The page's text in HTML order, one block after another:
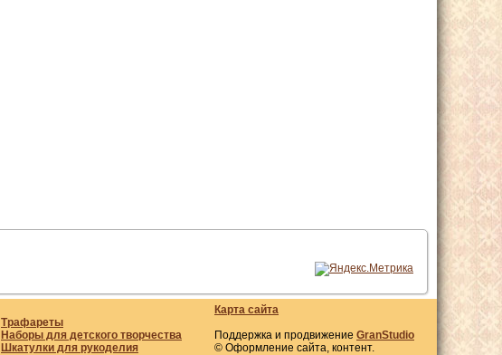
Трафареты
Наборы для детского творчества
Шкатулки для рукоделия
Карта сайта
Поддержка и продвижение GranStudio
© Оформление сайта, контент.